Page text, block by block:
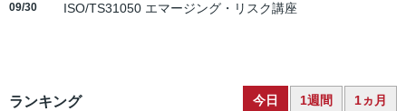
09/30 ISO/TS31050 エマージング・リスク講座
ランキング 今日 1週間 1ヵ月